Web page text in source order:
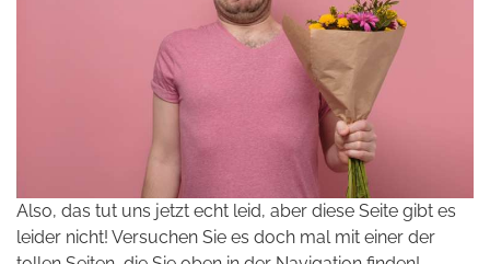
Also, das tut uns jetzt echt leid, aber diese Seite gibt es
leider nicht! Versuchen Sie es doch mal mit einer der